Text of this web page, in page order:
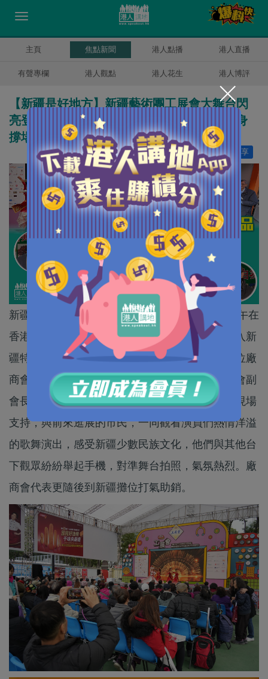
主頁 焦點新聞 港人點播 港人直播
有聲專欄 港人觀點 港人花生 港人博評
【新疆是好地方】新疆藝術團工展會大舞台閃
亮登場 工展會首次引入新疆特色產品 CY現身
撐場 史立德：很多新疆農產品都很優秀
分享
讚好 30
新疆藝術劇院木卡姆藝術團今日（12月23日）下午在
香港工展會大舞台隆重登場，工展會也是首次引入新
疆特色產品。全國政協副主席梁振英聯同主辦單位廠
商會會長史立德、廠商會候任會長盧金榮、廠商會副
會長兼展覽服務有限公司主席施榮恆等，特別到現場
支持，與前來逛展的市民，一同觀看演員們熱情洋溢
的歌舞演出，感受新疆少數民族文化，他們與其他台
下觀眾紛紛舉起手機，對準舞台拍照，氣氛熱烈。廠
商會代表更隨後到新疆攤位打氣助銷。